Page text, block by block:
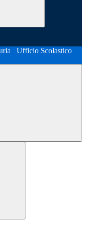
Ufficio Scolastico